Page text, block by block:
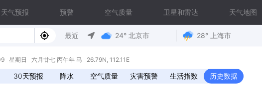
天气预报 预警 空气质量 卫星和雷达 天气地图
最近 24° 北京市 28° 上海市
星期日 六月廿七 丙午年 马 26.79N, 112.11E
30天预报 降水 空气质量 灾害预警 生活指数 历史数据